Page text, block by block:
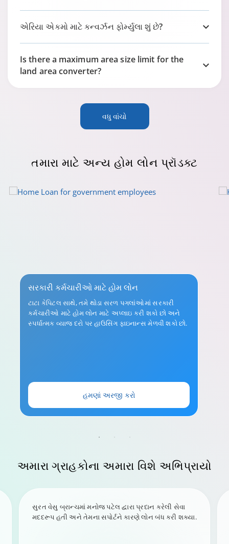
એરિયા એકમો માટે કન્વર્ઝન ફોર્મ્યુલા શું છે?
Is there a maximum area size limit for the
land area converter?
વધુ વાંચો
તમારા માટે અન્ય હોમ લોન પ્રૉડક્ટ
સરકારી કર્મચારીઓ માટે હોમ લોન
ટાટા કેપિટલ સાથે, તમે થોડા સરળ પગલાંઓમાં સરકારી
કર્મચારીઓ માટે હોમ લોન માટે અપ્લાઇ કરી શકો છો અને
સ્પર્ધાત્મક વ્યાજ દરો પર હાઉસિંગ ફાઇનાન્સ મેળવી શકો છો.
હમણાં અરજી કરો
અમારા ગ્રાહકોના અમારા વિશે અભિપ્રાયો
સુરત વેસુ બ્રાન્ચમાં મનોજ પટેલ દ્વારા પ્રદાન કરેલી સેવા
મદદરૂપ હતી અને તેમના સપોર્ટને કારણે લોન બંધ કરી શક્યા.